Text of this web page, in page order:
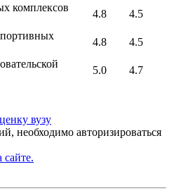
комплексов
4.8
4.5
4.8
4.5
5.0 4.7
вузу
необходимо авторизироваться